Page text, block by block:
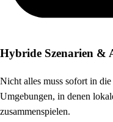
Hybride Szenarien &
Nicht alles muss sofort in
Umgebungen, in denen
zusammenspielen.